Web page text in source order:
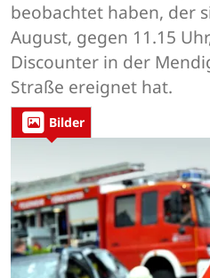
beobachtet haben, der
August, gegen 11.15
Discounter in der
Straße ereignet hat.
Bilder